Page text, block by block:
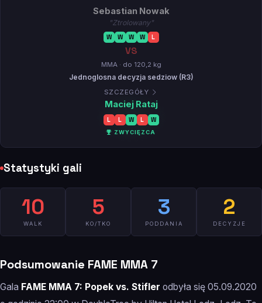
Sebastian Nowak
"Ztrolowany"
W W W W L
VS
MMA · do 120,2 kg
Jednoglosna decyzja sedziow (R3)
SZCZEGÓŁY
Maciej Rataj
L L W L W
ZWYCIĘZCA
Statystyki gali
10
WALK
5
KO/TKO
3
PODDANIA
2
DECYZJE
Podsumowanie FAME MMA 7
Gala FAME MMA 7: Popek vs. Stifler odbyła się 05.09.2020